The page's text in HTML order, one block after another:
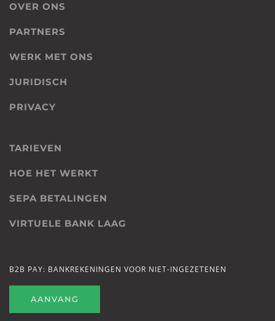
OVER ONS
PARTNERS
WERK MET ONS
JURIDISCH
PRIVACY
TARIEVEN
HOE HET WERKT
SEPA BETALINGEN
VIRTUELE BANK LAAG
B2B PAY: BANKREKENINGEN VOOR NIET-INGEZETENEN
AANVANG